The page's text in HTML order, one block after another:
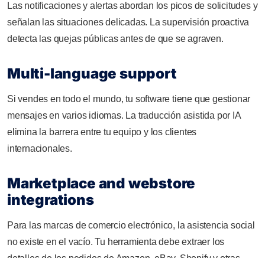
Las notificaciones y alertas abordan los picos de solicitudes y
señalan las situaciones delicadas. La supervisión proactiva
detecta las quejas públicas antes de que se agraven.
Multi-language support
Si vendes en todo el mundo, tu software tiene que gestionar
mensajes en varios idiomas. La traducción asistida por IA
elimina la barrera entre tu equipo y los clientes
internacionales.
Marketplace and webstore
integrations
Para las marcas de comercio electrónico, la asistencia social
no existe en el vacío. Tu herramienta debe extraer los